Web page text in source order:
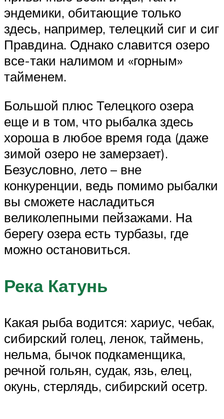
эндемики, обитающие только
здесь, например, телецкий сиг и сиг
Правдина. Однако славится озеро
все-таки налимом и «горным»
тайменем.
Большой плюс Телецкого озера
еще и в том, что рыбалка здесь
хороша в любое время года (даже
зимой озеро не замерзает).
Безусловно, лето – вне
конкуренции, ведь помимо рыбалки
вы сможете насладиться
великолепными пейзажами. На
берегу озера есть турбазы, где
можно остановиться.
Река Катунь
Какая рыба водится: хариус, чебак,
сибирский голец, ленок, таймень,
нельма, бычок подкаменщика,
речной гольян, судак, язь, елец,
окунь, стерлядь, сибирский осетр.